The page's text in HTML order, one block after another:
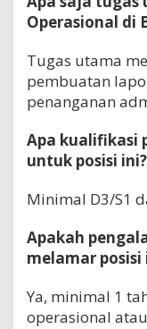
Operasional di
Tugas utama
pembuatan
penanganan
Apa kualifikasi
untuk posisi ini?
Minimal D3/S1
Apakah
melamar posisi
Ya, minimal 1
operasional